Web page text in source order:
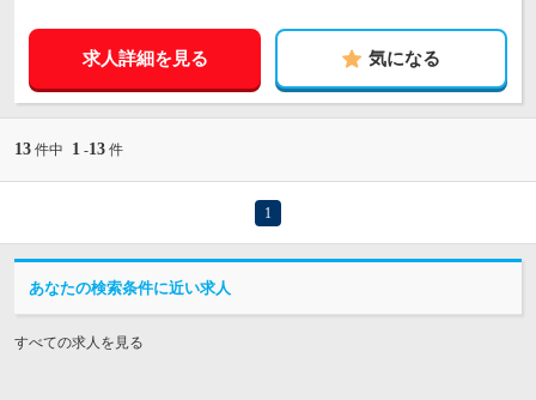
求人詳細を見る 気になる
13 件中 1 -13 件
1
あなたの検索条件に近い求人
すべての求人を見る